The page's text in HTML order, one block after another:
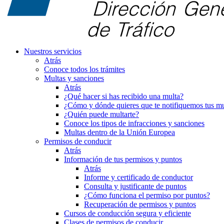
Nuestros servicios
Atrás
Conoce todos los trámites
Multas y sanciones
Atrás
¿Qué hacer si has recibido una multa?
¿Cómo y dónde quieres que te notifiquemos tus
¿Quién puede multarte?
Conoce los tipos de infracciones y sanciones
Multas dentro de la Unión Europea
Permisos de conducir
Atrás
Información de tus permisos y puntos
Atrás
Informe y certificado de conductor
Consulta y justificante de puntos
¿Cómo funciona el permiso por puntos?
Recuperación de permisos y puntos
Cursos de conducción segura y eficiente